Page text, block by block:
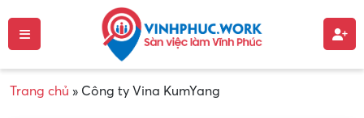
Trang chủ » Công ty Vina KumYang